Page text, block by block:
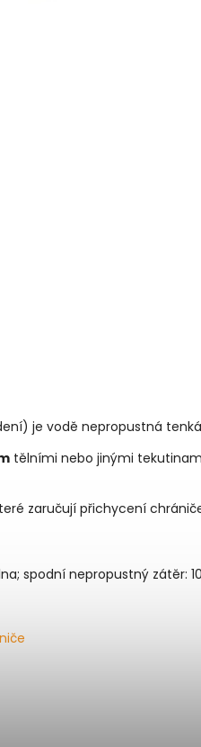
je vodě nepropustná
tělními nebo jinými
zaručují přichycení
spodní nepropustný zátěr: